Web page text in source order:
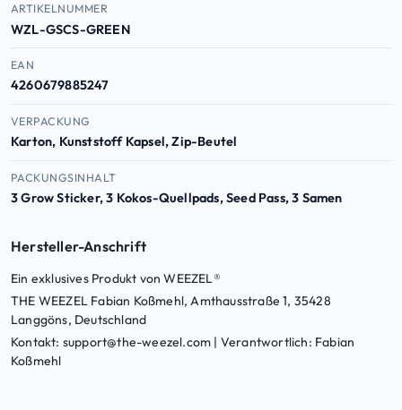
ARTIKELNUMMER
WZL-GSCS-GREEN
EAN
4260679885247
VERPACKUNG
Karton, Kunststoff Kapsel, Zip-Beutel
PACKUNGSINHALT
3 Grow Sticker, 3 Kokos-Quellpads, Seed Pass, 3 Samen
Hersteller-Anschrift
Ein exklusives Produkt von WEEZEL®
THE WEEZEL Fabian Koßmehl, Amthausstraße 1, 35428
Langgöns, Deutschland
Kontakt: support@the-weezel.com | Verantwortlich: Fabian
Koßmehl